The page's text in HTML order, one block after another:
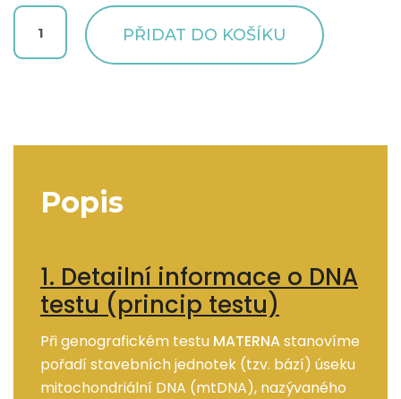
ANCESTREE
MATERNA
množství
PŘIDAT DO KOŠÍKU
Popis
1. Detailní informace o DNA
testu (princip testu)
Při genografickém testu MATERNAstanovíme
pořadí stavebních jednotek (tzv. bází) úseku
mitochondriální DNA (mtDNA), nazývaného